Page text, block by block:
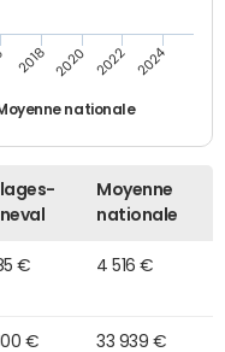
nationale
2018 2020 2022 2024
Moyenne
nationale
€ 4 516 €
€ 33 939 €